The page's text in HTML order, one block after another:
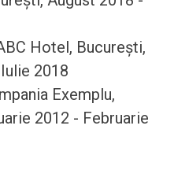
Hotel, București,
2018
Exemplu,
2012 - Februarie